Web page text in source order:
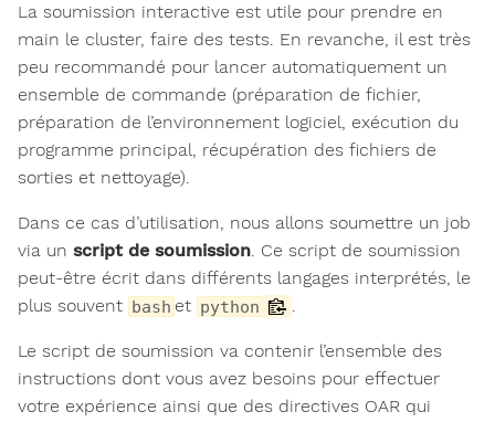
La soumission interactive est utile pour prendre en
main le cluster, faire des tests. En revanche, il est très
peu recommandé pour lancer automatiquement un
ensemble de commande (préparation de fichier,
préparation de l’environnement logiciel, exécution du
programme principal, récupération des fichiers de
sorties et nettoyage).
Dans ce cas d’utilisation, nous allons soumettre un job
via un script de soumission. Ce script de soumission
peut-être écrit dans différents langages interprétés, le
plus souvent bash et python .
Le script de soumission va contenir l’ensemble des
instructions dont vous avez besoins pour effectuer
votre expérience ainsi que des directives OAR qui